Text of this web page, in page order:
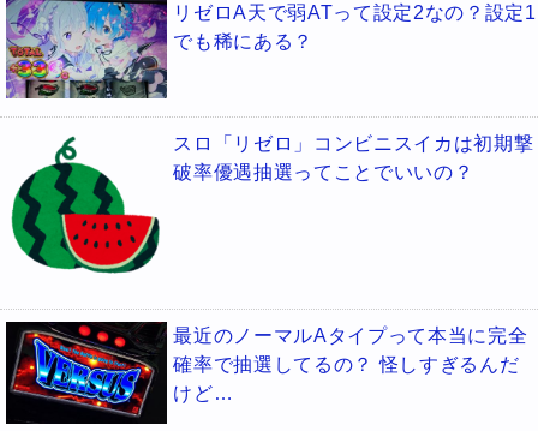
リゼロA天で弱ATって設定2なの？設定1
でも稀にある？
スロ「リゼロ」コンビニスイカは初期撃
破率優遇抽選ってことでいいの？
最近のノーマルAタイプって本当に完全
確率で抽選してるの？ 怪しすぎるんだ
けど…